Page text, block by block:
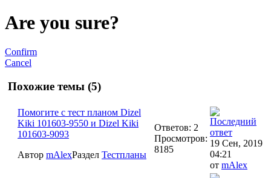
Are you sure?
Confirm
Cancel
Похожие темы (5)
Помогите с тест планом Dizel
Kiki 101603-9550 и Dizel Kiki
101603-9093
Автор mAlexРаздел Тестпланы
Ответов: 2
Просмотров:
8185
19 Сен, 2019
04:21
от mAlex